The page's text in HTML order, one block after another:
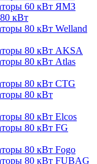
60 кВт ЯМЗ
кВт
80 кВт Welland
80 кВт AKSA
80 кВт Atlas
80 кВт CTG
80 кВт
80 кВт Elcos
80 кВт FG
80 кВт Fogo
80 кВт FUBAG